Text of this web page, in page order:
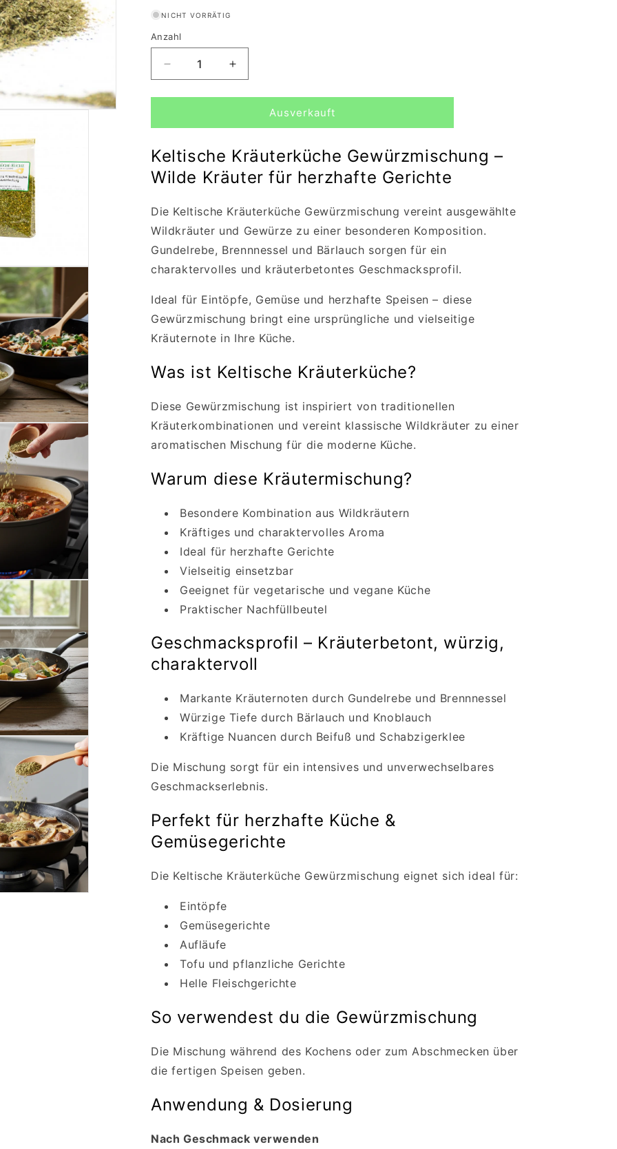
NICHT VORRÄTIG
Anzahl
Verringere
die
Menge
Keltische
(Gewürzmischung)
30g
Erhöhe
die
Menge
Keltische
(Gewürzmischung)
30g
Ausverkauft
Keltische Kräuterküche Gewürzmischung –
Wilde Kräuter für herzhafte Gerichte
Die Keltische Kräuterküche Gewürzmischung vereint ausgewählte
Wildkräuter und Gewürze zu einer besonderen Komposition.
Gundelrebe, Brennnessel und Bärlauch sorgen für ein
charaktervolles und kräuterbetontes Geschmacksprofil.
Ideal für Eintöpfe, Gemüse und herzhafte Speisen – diese
Gewürzmischung bringt eine ursprüngliche und vielseitige
Kräuternote in Ihre Küche.
Was ist Keltische Kräuterküche?
Diese Gewürzmischung ist inspiriert von traditionellen
Kräuterkombinationen und vereint klassische Wildkräuter zu einer
aromatischen Mischung für die moderne Küche.
Warum diese Kräutermischung?
Besondere Kombination aus Wildkräutern
Kräftiges und charaktervolles Aroma
Ideal für herzhafte Gerichte
Vielseitig einsetzbar
Geeignet für vegetarische und vegane Küche
Praktischer Nachfüllbeutel
Geschmacksprofil – Kräuterbetont, würzig,
charaktervoll
Markante Kräuternoten durch Gundelrebe und Brennnessel
Würzige Tiefe durch Bärlauch und Knoblauch
Kräftige Nuancen durch Beifuß und Schabzigerklee
Die Mischung sorgt für ein intensives und unverwechselbares
Geschmackserlebnis.
Perfekt für herzhafte Küche &
Gemüsegerichte
Die Keltische Kräuterküche Gewürzmischung eignet sich ideal für:
Eintöpfe
Gemüsegerichte
Aufläufe
Tofu und pflanzliche Gerichte
Helle Fleischgerichte
So verwendest du die Gewürzmischung
Die Mischung während des Kochens oder zum Abschmecken über
die fertigen Speisen geben.
Anwendung & Dosierung
Nach Geschmack verwenden